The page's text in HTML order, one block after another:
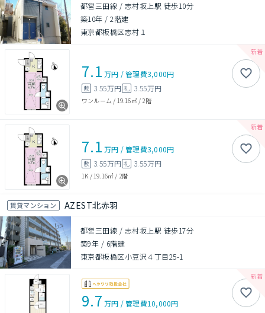
都営三田線 / 志村坂上駅 徒歩10分
築10年 /2階建
東京都板橋区志村１
7.1 万円 /管理費3,000円
敷 3.55万円 礼 3.55万円
ワンルーム / 19.16㎡/ 2階
7.1 万円 /管理費3,000円
敷 3.55万円 礼 3.55万円
1K / 19.16㎡ / 2階
賃貸マンション AZEST北赤羽
都営三田線 / 志村坂上駅 徒歩17分
築9年 / 6階建
東京都板橋区小豆沢４丁目25-1
9.7 万円 /管理費10,000円